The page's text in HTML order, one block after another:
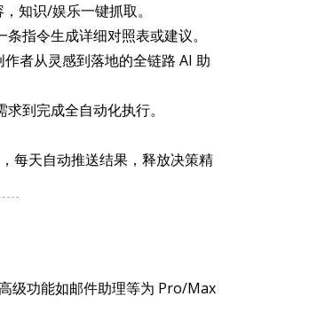
知识/娱乐一键抓取。
指令生成详细对照表或建议。
者从灵感到落地的全链路 AI 助
到完成全自动化执行。
每天自动推送结果，释放决策精
级功能如邮件助理等为 Pro/Max